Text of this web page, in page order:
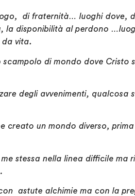
di fraternità… luoghi dove,
la disponibilità al perdono
da vita.
di mondo dove Cristo
degli avvenimenti, qualcosa
creato un mondo diverso,
stessa nella linea difficile ma
astute alchimie ma con la